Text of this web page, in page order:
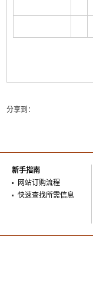
分享到：
新手指南
网站订购流程
快速查找所需信息